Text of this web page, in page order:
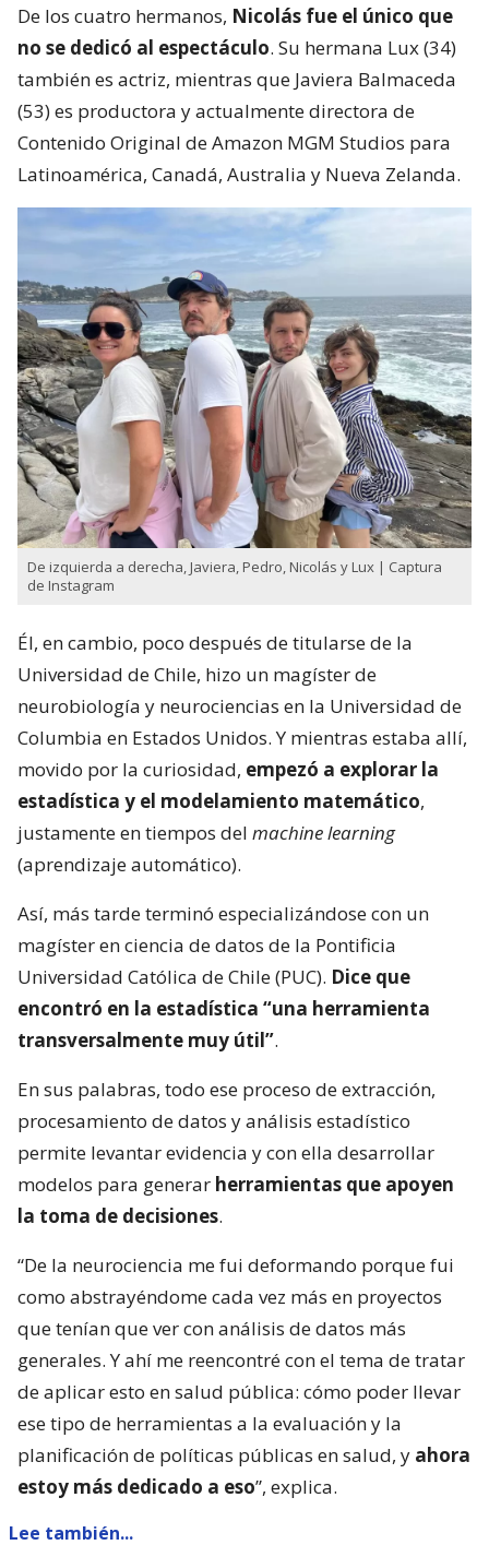
De los cuatro hermanos, Nicolás fue el único que
no se dedicó al espectáculo. Su hermana Lux (34)
también es actriz, mientras que Javiera Balmaceda
(53) es productora y actualmente directora de
Contenido Original de Amazon MGM Studios para
Latinoamérica, Canadá, Australia y Nueva Zelanda.
De izquierda a derecha, Javiera, Pedro, Nicolás y Lux | Captura
de Instagram
Él, en cambio, poco después de titularse de la
Universidad de Chile, hizo un magíster de
neurobiología y neurociencias en la Universidad de
Columbia en Estados Unidos. Y mientras estaba allí,
movido por la curiosidad, empezó a explorar la
estadística y el modelamiento matemático,
justamente en tiempos del machine learning
(aprendizaje automático).
Así, más tarde terminó especializándose con un
magíster en ciencia de datos de la Pontificia
Universidad Católica de Chile (PUC). Dice que
encontró en la estadística “una herramienta
transversalmente muy útil”.
En sus palabras, todo ese proceso de extracción,
procesamiento de datos y análisis estadístico
permite levantar evidencia y con ella desarrollar
modelos para generar herramientas que apoyen
la toma de decisiones.
“De la neurociencia me fui deformando porque fui
como abstrayéndome cada vez más en proyectos
que tenían que ver con análisis de datos más
generales. Y ahí me reencontré con el tema de tratar
de aplicar esto en salud pública: cómo poder llevar
ese tipo de herramientas a la evaluación y la
planificación de políticas públicas en salud, y ahora
estoy más dedicado a eso”, explica.
Lee también...